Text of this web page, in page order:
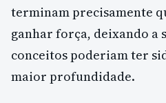
terminam precisamente
ganhar força, deixando a
conceitos poderiam ter
maior profundidade.